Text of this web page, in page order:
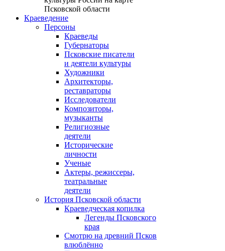
Псковской области
Краеведение
Персоны
Краеведы
Губернаторы
Псковские писатели
и деятели культуры
Художники
Архитекторы,
реставраторы
Исследователи
Композиторы,
музыканты
Религиозные
деятели
Исторические
личности
Ученые
Актеры, режиссеры,
театральные
деятели
История Псковской области
Краеведческая копилка
Легенды Псковского
края
Смотрю на древний Псков
влюблённо